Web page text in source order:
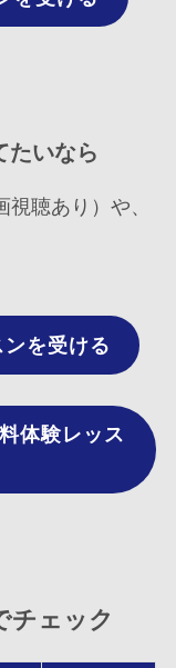
たいなら
聴あり）や、
を受ける
体験レッス
チェック